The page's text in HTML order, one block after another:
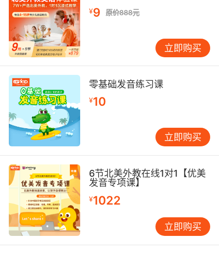
音，进而提高他们的英语水平。 趣味26字母发
音：培养自信心的关键 自信心是学习成功的重要
因素。对于少儿来说，通过趣味26字母发音，可
以有效培养他们的自信心。例如，通过鼓励孩子
们大声朗读字母、参与字母游戏等方式，可以帮
助他们克服害羞和恐惧，从而增强他们的自信
心。 此外，通过及时表扬和奖励，也可以有效提
升孩子们的自信心。例如，当孩子们正确发音
时，可以给予他们小奖励，如贴纸、小玩具等，
以激励他们继续努力。这种趣味26字母发音的方
式，不仅能让孩子们在快乐中学习，还能培养他
们的自信心和成就感。 趣味26字母发音：家庭教
育的有效工具 家庭教育在少儿英语学习中起着至
关重要的作用。通过趣味26字母发音，家长们可
以在家中为孩子创造一个良好的英语学习环境。
例如，通过与孩子一起朗读字母歌、玩字母游戏
等方式，家长们可以帮助孩子巩固所学知识，从
而提高他们的英语水平。 此外，通过将字母学习
与日常生活结合起来，也可以有效提升孩子的学
¥9 原价888元
立即购买
零基础发音练习课
¥10
立即购买
6节北美外教在线1对1【优美
发音专项课】
¥1022
立即购买